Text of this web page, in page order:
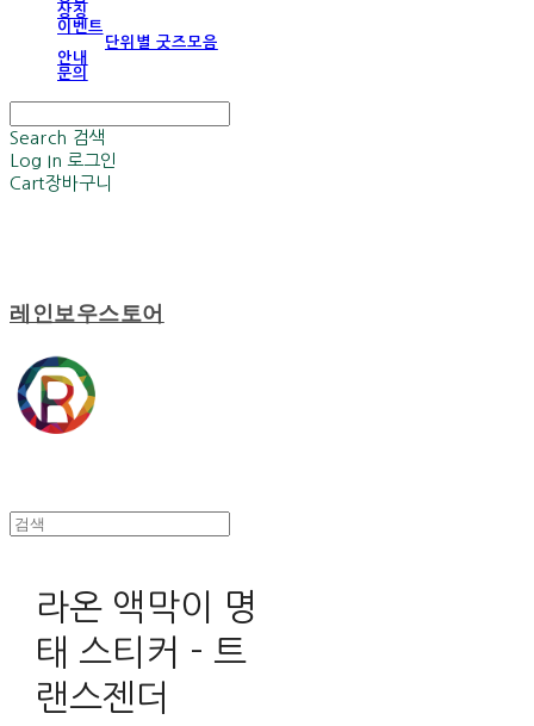
상징
이벤트
단위별 굿즈모음
안내
문의
Search 검색
Log In 로그인
Cart장바구니
레인보우스토어
라온 액막이 명
태 스티커 - 트
랜스젠더